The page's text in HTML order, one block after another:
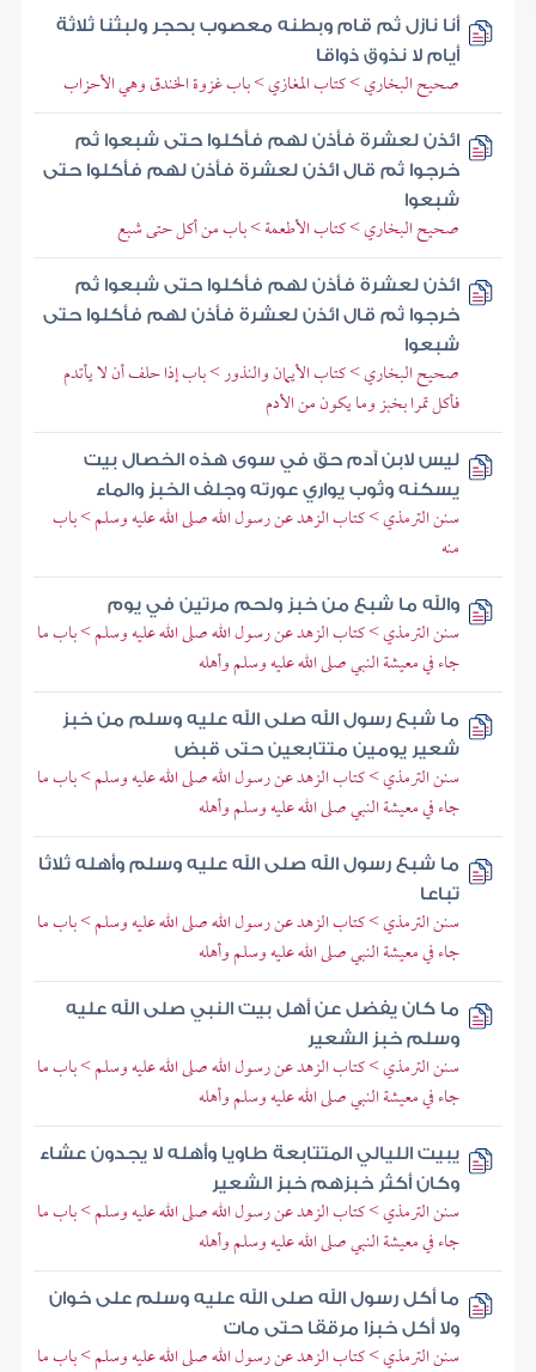
أنا نازل ثم قام وبطنه معصوب بحجر ولبثنا ثلاثة
أيام لا نذوق ذواقا
صحيح البخاري > كتاب المغازي > باب غزوة الخندق وهي الأحزاب
ائذن لعشرة فأذن لهم فأكلوا حتى شبعوا ثم
خرجوا ثم قال ائذن لعشرة فأذن لهم فأكلوا حتى
شبعوا
صحيح البخاري > كتاب الأطعمة > باب من أكل حتى شبع
ائذن لعشرة فأذن لهم فأكلوا حتى شبعوا ثم
خرجوا ثم قال ائذن لعشرة فأذن لهم فأكلوا حتى
شبعوا
صحيح البخاري > كتاب الأيمان والنذور > باب إذا حلف أن لا يأتدم
فأكل تمرا بخبز وما يكون من الأدم
ليس لابن آدم حق في سوى هذه الخصال بيت
يسكنه وثوب يواري عورته وجلف الخبز والماء
سنن الترمذي > كتاب الزهد عن رسول الله صلى الله عليه وسلم > باب
منه
والله ما شبع من خبز ولحم مرتين في يوم
سنن الترمذي > كتاب الزهد عن رسول الله صلى الله عليه وسلم > باب ما
جاء في معيشة النبي صلى الله عليه وسلم وأهله
ما شبع رسول الله صلى الله عليه وسلم من خبز
شعير يومين متتابعين حتى قبض
سنن الترمذي > كتاب الزهد عن رسول الله صلى الله عليه وسلم > باب ما
جاء في معيشة النبي صلى الله عليه وسلم وأهله
ما شبع رسول الله صلى الله عليه وسلم وأهله ثلاثا
تباعا
سنن الترمذي > كتاب الزهد عن رسول الله صلى الله عليه وسلم > باب ما
جاء في معيشة النبي صلى الله عليه وسلم وأهله
ما كان يفضل عن أهل بيت النبي صلى الله عليه
وسلم خبز الشعير
سنن الترمذي > كتاب الزهد عن رسول الله صلى الله عليه وسلم > باب ما
جاء في معيشة النبي صلى الله عليه وسلم وأهله
يبيت الليالي المتتابعة طاويا وأهله لا يجدون عشاء
وكان أكثر خبزهم خبز الشعير
سنن الترمذي > كتاب الزهد عن رسول الله صلى الله عليه وسلم > باب ما
جاء في معيشة النبي صلى الله عليه وسلم وأهله
ما أكل رسول الله صلى الله عليه وسلم على خوان
ولا أكل خبزا مرققا حتى مات
سنن الترمذي > كتاب الزهد عن رسول الله صلى الله عليه وسلم > باب ما